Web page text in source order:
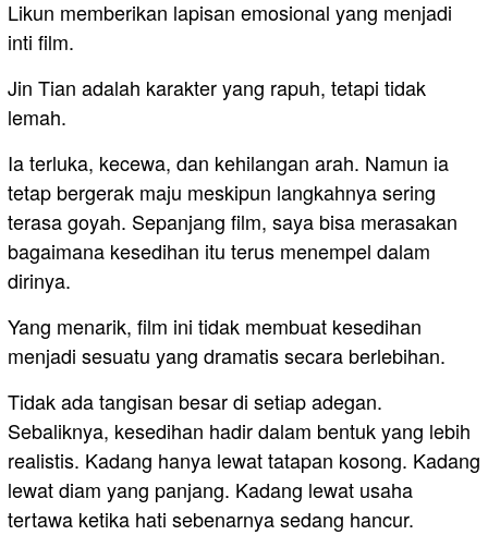
Likun memberikan lapisan emosional yang menjadi
inti film.
Jin Tian adalah karakter yang rapuh, tetapi tidak
lemah.
Ia terluka, kecewa, dan kehilangan arah. Namun ia
tetap bergerak maju meskipun langkahnya sering
terasa goyah. Sepanjang film, saya bisa merasakan
bagaimana kesedihan itu terus menempel dalam
dirinya.
Yang menarik, film ini tidak membuat kesedihan
menjadi sesuatu yang dramatis secara berlebihan.
Tidak ada tangisan besar di setiap adegan.
Sebaliknya, kesedihan hadir dalam bentuk yang lebih
realistis. Kadang hanya lewat tatapan kosong. Kadang
lewat diam yang panjang. Kadang lewat usaha
tertawa ketika hati sebenarnya sedang hancur.